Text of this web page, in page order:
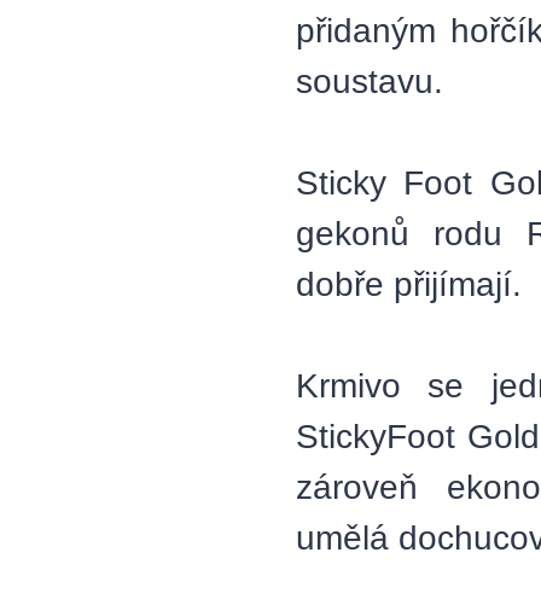
přidaným
soustavu.
Sticky Foot
gekonů rodu
dobře přijímají.
Krmivo se
StickyFoot
zároveň
umělá